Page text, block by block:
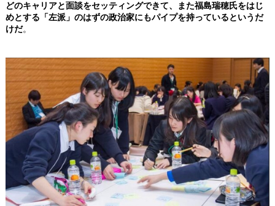
どのキャリアと面談をセッティングできて、また福島瑞穂氏をはじ
めとする「左派」のはずの政治家にもパイプを持っているというだ
けだ。